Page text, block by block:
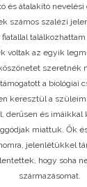
és átalakító nevelési
számos szalézi
fiatallal
voltak az egyik
szeretnék
a biológiai
keresztül a
derűsen és
miattuk. Ők
jelenlétükkel
hogy soha
származásomat.